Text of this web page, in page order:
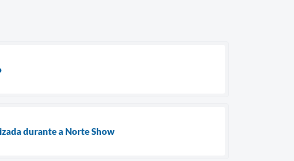
durante a Norte Show